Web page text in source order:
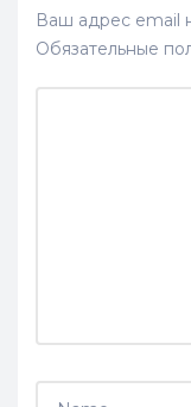
Ваш адрес email
Обязательные